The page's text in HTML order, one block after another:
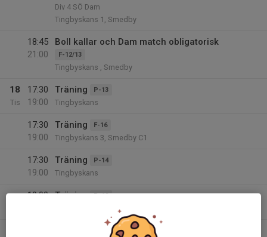
Div 4 SÖ Dam
Tingbyskans 1, Smedby
18:45
21:00
Boll kallar och Dam match obligatorisk
F-12/13
Tingbyskans , Smedby
18
Tis
17:30
19:00
Träning P-13
Tingbyskans
17:30
19:00
Träning F-16
Tingbyskans 3, Smedby C1
17:30
19:00
Träning P-14
Tingbyskans
19:00
Träning P-12
Träning Plan C3 P-16